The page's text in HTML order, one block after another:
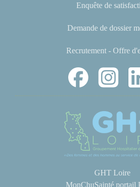
Enquête de
Demande de dossier
Recrutement - Offre
GHT Loire
MonChuSainté portail